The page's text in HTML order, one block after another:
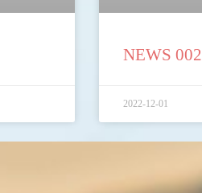
NEWS 002
2022-12-01